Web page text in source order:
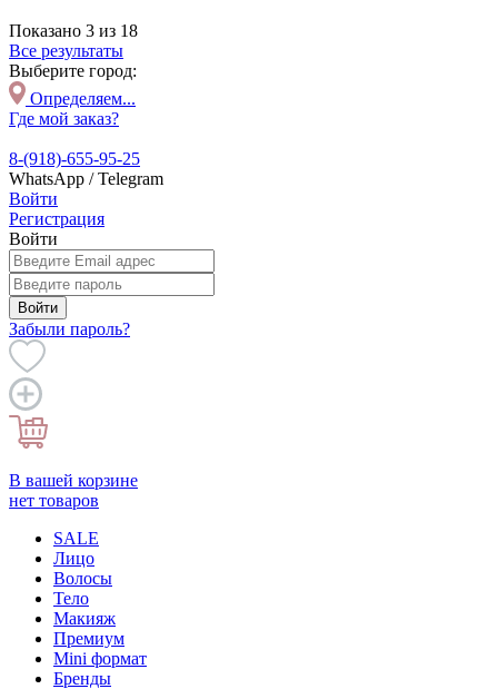
Показано 3 из 18
Все результаты
Выберите город:
Определяем...
Где мой заказ?
8-(918)-655-95-25
WhatsApp / Telegram
Войти
Регистрация
Войти
Войти
Забыли пароль?
В вашей корзине
нет товаров
SALE
Лицо
Волосы
Тело
Макияж
Премиум
Mini формат
Бренды